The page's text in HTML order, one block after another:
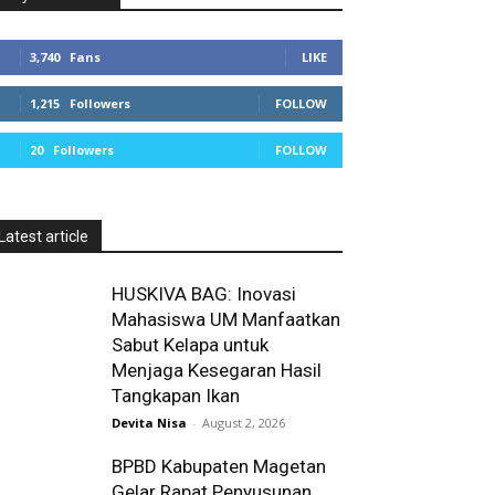
3,740 Fans LIKE
1,215 Followers FOLLOW
20 Followers FOLLOW
Latest article
HUSKIVA BAG: Inovasi
Mahasiswa UM Manfaatkan
Sabut Kelapa untuk
Menjaga Kesegaran Hasil
Tangkapan Ikan
Devita Nisa - August 2, 2026
BPBD Kabupaten Magetan